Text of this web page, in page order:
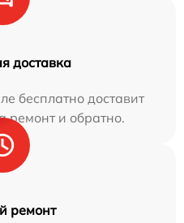
доставка
бесплатно доставит
ремонт и обратно.
ремонт